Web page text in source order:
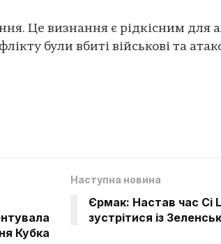
Це визнання є рідкісним для
були вбиті військові та
Кубка
Наступна новина
Єрмак: Настав час Сі
зустрітися із